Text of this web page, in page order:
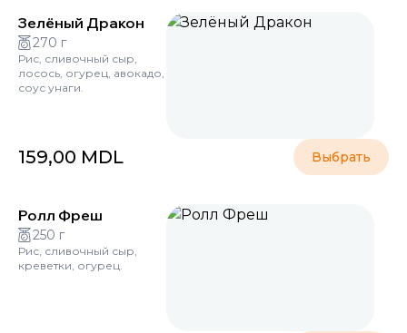
Зелёный Дракон
270 г
Рис, сливочный сыр,
лосось, огурец, авокадо,
соус унаги.
159,00 MDL Выбрать
Ролл Фреш
250 г
Рис, сливочный сыр,
креветки, огурец.